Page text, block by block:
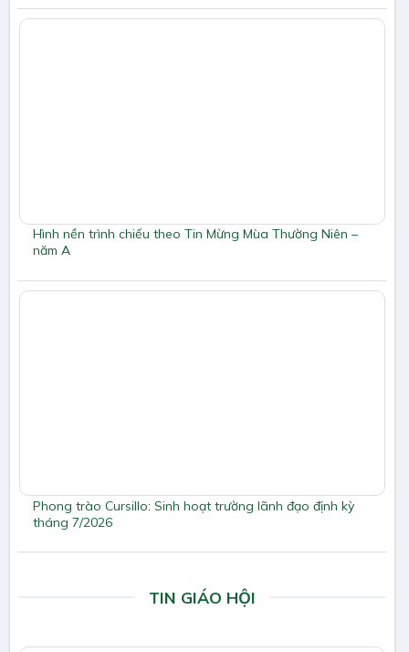
Hình nền trình chiếu theo Tin Mừng Mùa Thường Niên –
năm A
Phong trào Cursillo: Sinh hoạt trường lãnh đạo định kỳ
tháng 7/2026
TIN GIÁO HỘI